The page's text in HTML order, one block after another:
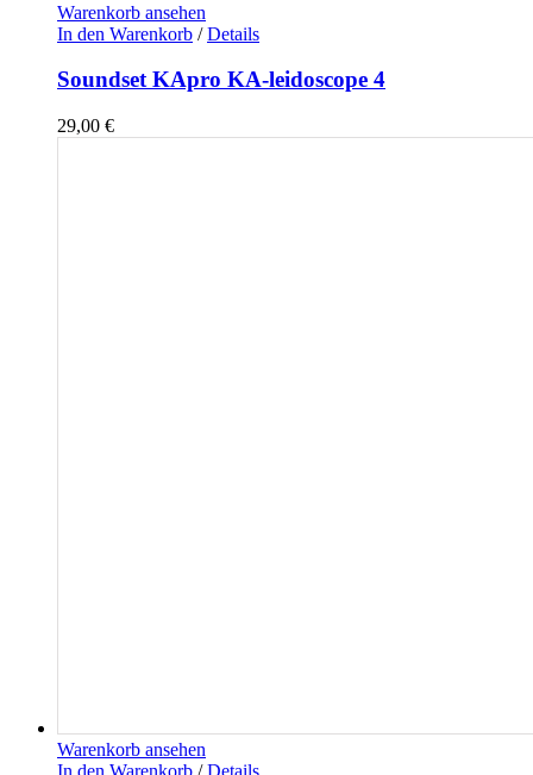
Warenkorb ansehen
In den Warenkorb / Details
Soundset KApro KA-leidoscope 4
29,00 €
Warenkorb ansehen
In den Warenkorb / Details